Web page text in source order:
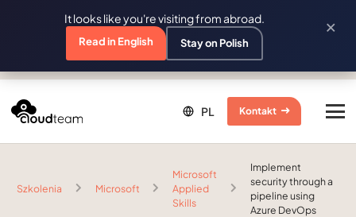
Kontakt
Szkolenia Microsoft
Microsoft
Applied
Skills
Implement
security through a
pipeline using
Azure DevOps
It looks like you're visiting from abroad.
Read in English Stay on Polish
×